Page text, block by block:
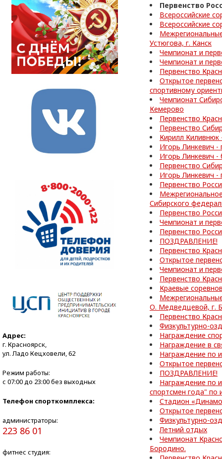
Адрес:
г. Красноярск,
ул. Ладо Кецховели, 62
Режим работы:
с 07:00 до 23:00 без выходных
Телефон спорткомплекса:
администраторы:
223 86 01
фитнес студия:
Первенство
Всероссийские
Всероссийские
Устюгова, г. Канск
Чемпионат и
Чемпионат и
Первенство
Открытое
спортивному
Чемпионат
Кемерово
Первенство
Первенство
Кирилл
Игорь Линкевич
Игорь Линкевич
Первенство
Игорь Линкевич
Первенство
Сибирского
Первенство
Чемпионат и
Первенство
ПОЗДРАВЛЕНИЕ!
Первенство
Открытое
Чемпионат и
Первенство
Краевые
О. Медведцевой, г.
Первенство
Физкультурно-
Награждение
Награждение в
Награждение по
Открытое
ПОЗДРАВЛЕНИЕ!
Награждение по
спортсмен года" по
Стадион
Открытое
Физкультурно-
Летний отдых
Чемпионат
Бородино.